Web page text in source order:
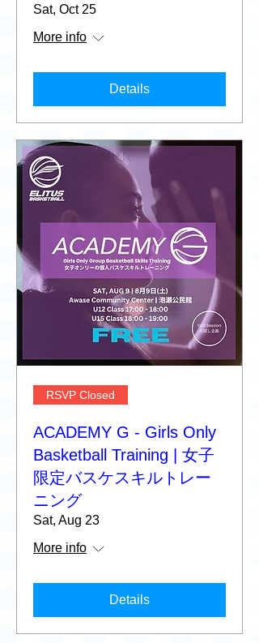
Sat, Oct 25
More info
Details
RSVP Closed
ACADEMY G - Girls Only
Basketball Training | 女子
限定バスケスキルトレー
ニング
Sat, Aug 23
More info
Details